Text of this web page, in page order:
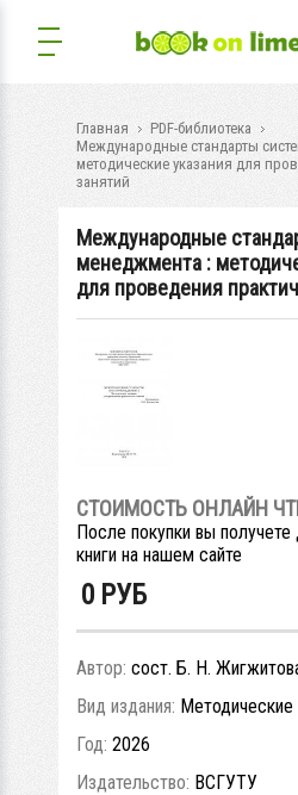
Главная
PDF-библиотека
Международные стандарты
методические указания для
занятий
Международные
менеджмента :
для проведения
СТОИМОСТЬ ОНЛАЙН
После покупки вы получете
книги на нашем сайте
0 РУБ
Автор: сост. Б. Н.
Вид издания:
Год: 2026
Издательство: ВСГУТУ